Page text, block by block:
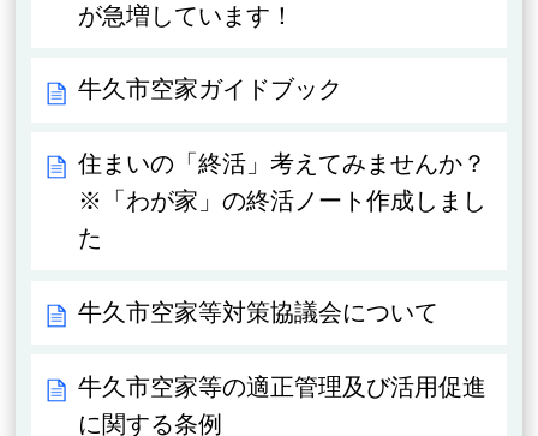
が急増しています！
牛久市空家ガイドブック
住まいの「終活」考えてみませんか？
※「わが家」の終活ノート作成しまし
た
牛久市空家等対策協議会について
牛久市空家等の適正管理及び活用促進
に関する条例